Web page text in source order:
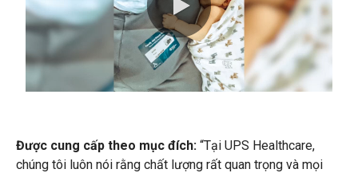
0:00 / 1:37
Được cung cấp theo mục đích: “Tại UPS Healthcare,
chúng tôi luôn nói rằng chất lượng rất quan trọng và mọi